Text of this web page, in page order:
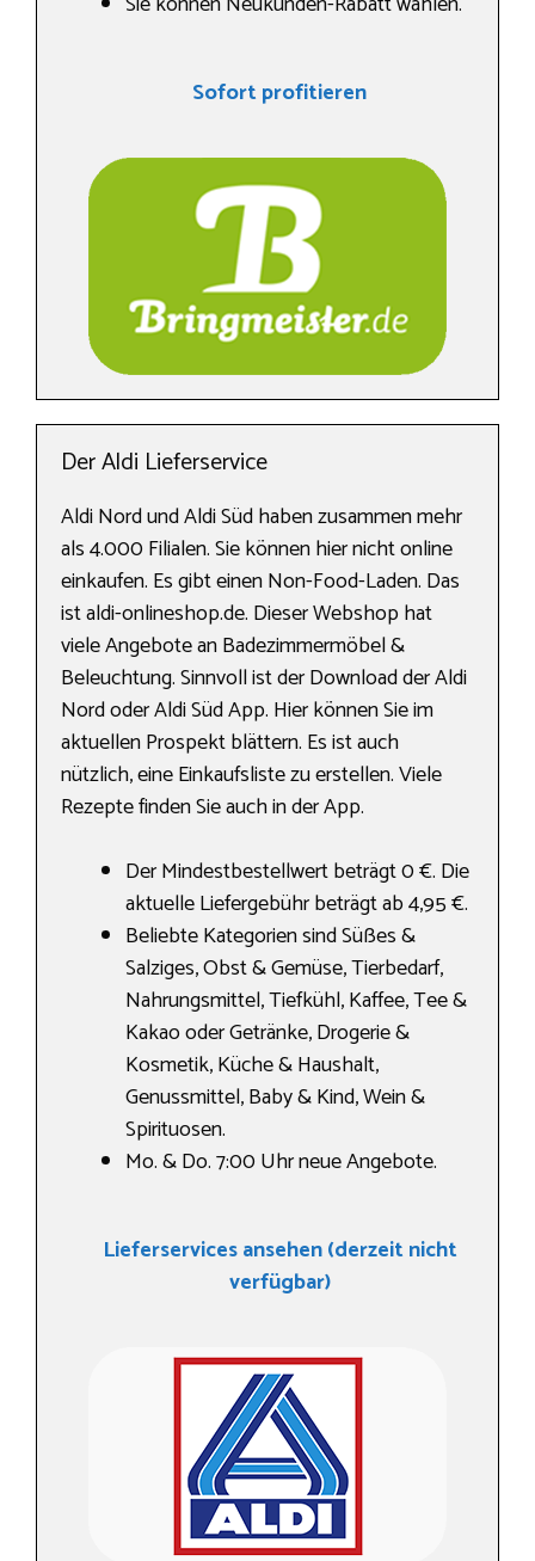
Sofort profitieren
Der Aldi Lieferservice
Aldi Nord und Aldi Süd haben zusammen mehr
als 4.000 Filialen. Sie können hier nicht online
einkaufen. Es gibt einen Non-Food-Laden. Das
ist aldi-onlineshop.de. Dieser Webshop hat
viele Angebote an Badezimmermöbel &
Beleuchtung. Sinnvoll ist der Download der Aldi
Nord oder Aldi Süd App. Hier können Sie im
aktuellen Prospekt blättern. Es ist auch
nützlich, eine Einkaufsliste zu erstellen. Viele
Rezepte finden Sie auch in der App.
Der Mindestbestellwert beträgt 0 €. Die
aktuelle Liefergebühr beträgt ab 4,95 €.
Beliebte Kategorien sind Süßes &
Salziges, Obst & Gemüse, Tierbedarf,
Nahrungs­mittel, Tiefkühl, Kaffee, Tee &
Kakao oder Getränke, Drogerie &
Kosmetik, Küche & Haushalt,
Genussmittel, Baby & Kind, Wein &
Spirituosen.
Mo. & Do. 7:00 Uhr neue Angebote.
Lieferservices ansehen (derzeit nicht
verfügbar)